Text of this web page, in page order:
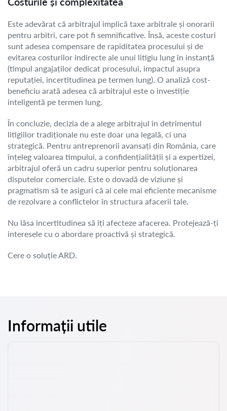
Este adevărat că arbitrajul implică taxe arbitrale și onorarii
pentru arbitri, care pot fi semnificative. Însă, aceste costuri
sunt adesea compensare de rapiditatea procesului și de
evitarea costurilor indirecte ale unui litigiu lung în instanță
(timpul angajaților dedicat procesului, impactul asupra
reputației, incertitudinea pe termen lung). O analiză cost-
beneficiu arată adesea că arbitrajul este o investiție
inteligentă pe termen lung.
În concluzie, decizia de a alege arbitrajul în detrimentul
litigiilor tradiționale nu este doar una legală, ci una
strategică. Pentru antreprenorii avansați din România, care
înțeleg valoarea timpului, a confidențialității și a expertizei,
arbitrajul oferă un cadru superior pentru soluționarea
disputelor comerciale. Este o dovadă de viziune și
pragmatism să te asiguri că ai cele mai eficiente mecanisme
de rezolvare a conflictelor în structura afacerii tale.
Nu lăsa incertitudinea să îți afecteze afacerea. Protejează-ți
interesele cu o abordare proactivă și strategică.
Cere o soluție ARD.
Informații utile